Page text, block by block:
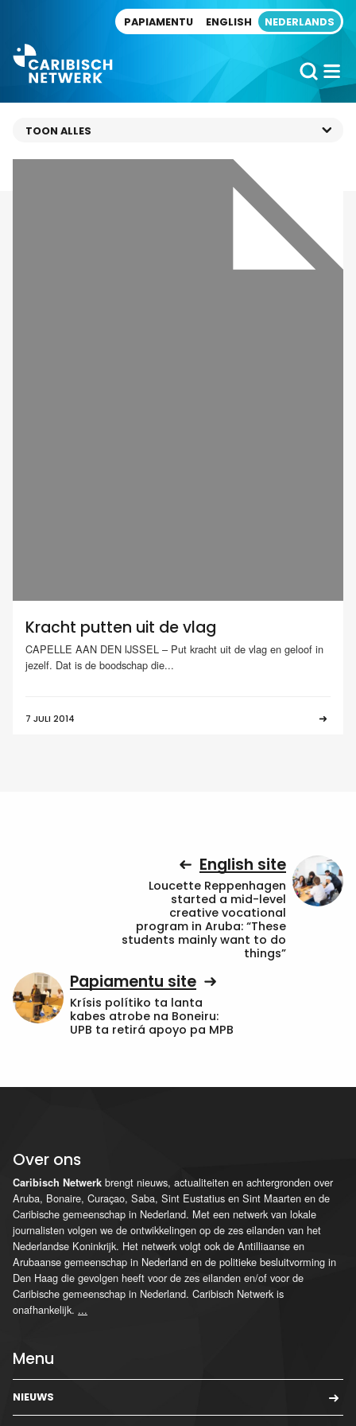
PAPIAMENTU ENGLISH NEDERLANDS
Kracht putten uit de vlag
CAPELLE AAN DEN IJSSEL – Put kracht uit de vlag en geloof in
jezelf. Dat is de boodschap die...
7 JULI 2014
English site
Loucette Reppenhagen
started a mid-level
creative vocational
program in Aruba: “These
students mainly want to do
things”
Papiamentu site
Krísis polítiko ta lanta
kabes atrobe na Boneiru:
UPB ta retirá apoyo pa MPB
Over ons
Caribisch Netwerk brengt nieuws, actualiteiten en achtergronden over
Aruba, Bonaire, Curaçao, Saba, Sint Eustatius en Sint Maarten en de
Caribische gemeenschap in Nederland. Met een netwerk van lokale
journalisten volgen we de ontwikkelingen op de zes eilanden van het
Nederlandse Koninkrijk. Het netwerk volgt ook de Antilliaanse en
Arubaanse gemeenschap in Nederland en de politieke besluitvorming in
Den Haag die gevolgen heeft voor de zes eilanden en/of voor de
Caribische gemeenschap in Nederland. Caribisch Netwerk is
onafhankelijk. ...
Menu
NIEUWS